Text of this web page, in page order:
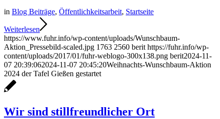
in Blog Beiträge, Öffentlichkeitsarbeit, Startseite
Weiterlesen
https://www.fuhr.info/wp-content/uploads/Wunschbaum-
Aktion_Pressebild-scaled.jpg 1763 2560 berit https://fuhr.info/wp-
content/uploads/2017/01/fuhr-weblogo-300x138.png berit2024-11-
07 20:39:062024-11-07 20:45:20Weihnachts-Wunschbaum-Aktion
2024 der Tafel Gießen gestartet
Wir sind stillfreundlicher Ort